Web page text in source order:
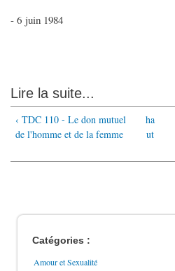
- 6 juin 1984
Lire la suite...
‹ TDC 110 - Le don mutuel
de l'homme et de la femme
ha
ut
Catégories :
Amour et Sexualité